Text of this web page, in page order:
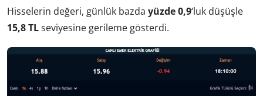
Hisselerin değeri, günlük bazda yüzde 0,9‘luk düşüşle
15,8 TLseviyesine gerileme gösterdi.